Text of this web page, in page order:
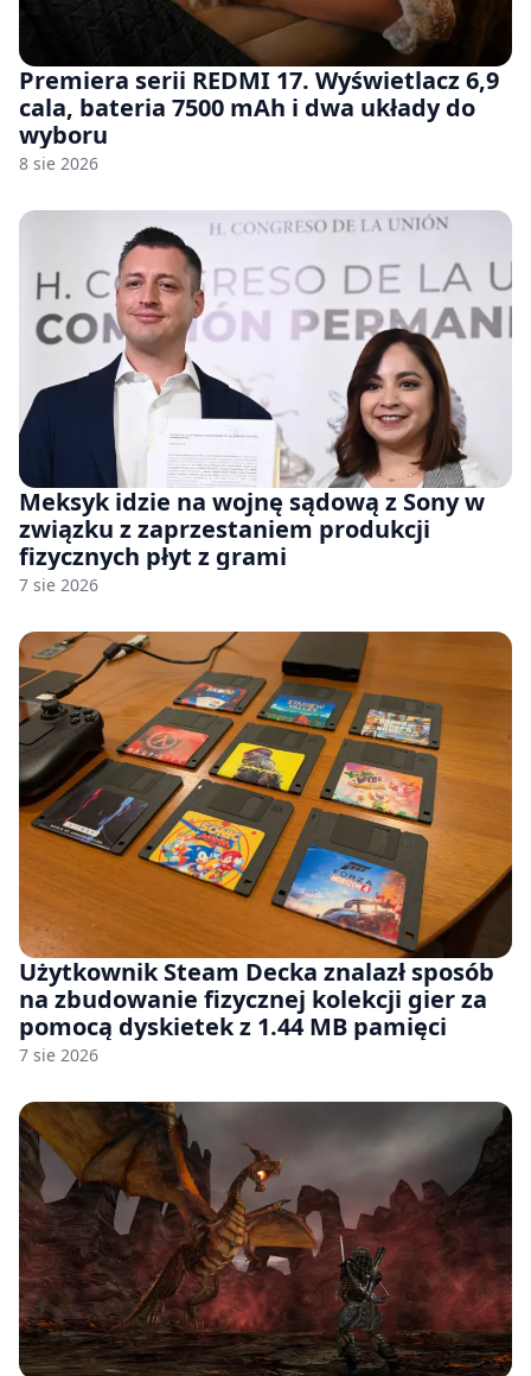
Premiera serii REDMI 17. Wyświetlacz 6,9
cala, bateria 7500 mAh i dwa układy do
wyboru
8 sie 2026
Meksyk idzie na wojnę sądową z Sony w
związku z zaprzestaniem produkcji
fizycznych płyt z grami
7 sie 2026
Użytkownik Steam Decka znalazł sposób
na zbudowanie fizycznej kolekcji gier za
pomocą dyskietek z 1.44 MB pamięci
7 sie 2026